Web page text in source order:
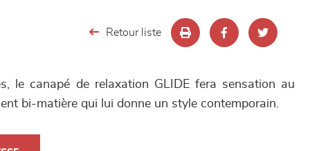
Retour liste
le canapé de relaxation GLIDE fera sensation au
bi-matière qui lui donne un style contemporain.